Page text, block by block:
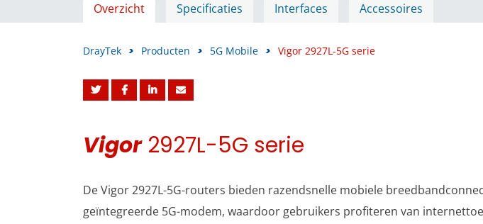
Overzicht Specificaties Interfaces Accessoires
DrayTek > Producten > 5G Mobile > Vigor 2927L-5G serie
Vigor2927L-5G serie
De Vigor 2927L-5G-routers bieden razendsnelle mobiele
geïntegreerde 5G-modem, waardoor gebruikers profiteren van